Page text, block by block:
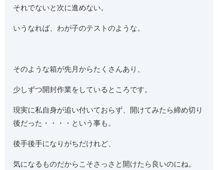
それでないと次に進めない。
いうなれば、わが子のテストのような。
そのような箱が先月からたくさんあり、
少しずつ開封作業をしているところです。
現実に私自身が追い付いておらず、開けてみたら締め切り
後だった・・・・という事も。
後手後手になりがちだけれど、
気になるものだからこそさっさと開けたら良いのにね。